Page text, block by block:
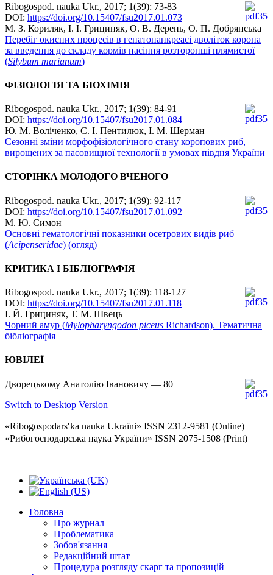
Ribogospod. nauka Ukr., 2017; 1(39): 73-83
DOI: https://doi.org/10.15407/fsu2017.01.073
М. З. Кориляк, І. І. Грициняк, О. В. Дерень, О. П. Добрянська
Перебіг окисних процесів в гепатопанкреасі дволіток коропа
за введення до складу кормів насіння розторопші плямистої
(Silybum marianum)
ФІЗІОЛОГІЯ ТА БІОХІМІЯ
Ribogospod. nauka Ukr., 2017; 1(39): 84-91
DOI: https://doi.org/10.15407/fsu2017.01.084
Ю. М. Воліченко, С. І. Пентилюк, І. М. Шерман
Сезонні зміни морфофізіологічного стану коропових риб,
вирощених за пасовищної технології в умовах півдня України
СТОРІНКА МОЛОДОГО ВЧЕНОГО
Ribogospod. nauka Ukr., 2017; 1(39): 92-117
DOI: https://doi.org/10.15407/fsu2017.01.092
М. Ю. Симон
Основні гематологічні показники осетрових видів риб
(Acipenseridae) (огляд)
КРИТИКА І БІБЛІОГРАФІЯ
Ribogospod. nauka Ukr., 2017; 1(39): 118-127
DOI: https://doi.org/10.15407/fsu2017.01.118
І. Й. Грициняк, Т. М. Швець
Чорний амур (Mylopharyngodon piceus Richardson). Тематична
бібліографія
ЮВІЛЕЇ
Дворецькому Анатолію Івановичу — 80
Switch to Desktop Version
«Ribogospodarsʹka nauka Ukraïni» ISSN 2312-9581 (Online)
«Рибогосподарська наука України» ISSN 2075-1508 (Print)
Головна
Про журнал
Проблематика
Зобов'язання
Редакційний штат
Процедура розгляду скарг та пропозицій